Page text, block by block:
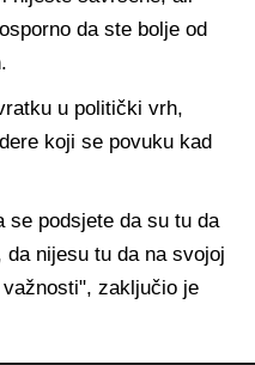
da ste bolje od
u politički vrh,
koji se povuku kad
se podsjete da su tu da
nijesu tu da na svojoj
zaključio je